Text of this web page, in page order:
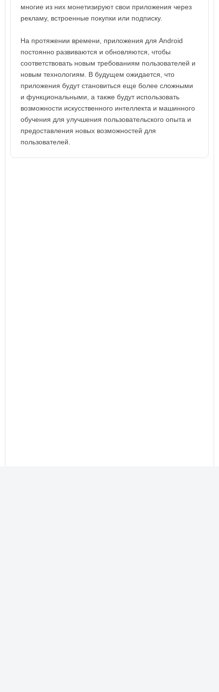
многие из них монетизируют свои приложения через
рекламу, встроенные покупки или подписку.
На протяжении времени, приложения для Android
постоянно развиваются и обновляются, чтобы
соответствовать новым требованиям пользователей и
новым технологиям. В будущем ожидается, что
приложения будут становиться еще более сложными
и функциональными, а также будут использовать
возможности искусственного интеллекта и машинного
обучения для улучшения пользовательского опыта и
предоставления новых возможностей для
пользователей.